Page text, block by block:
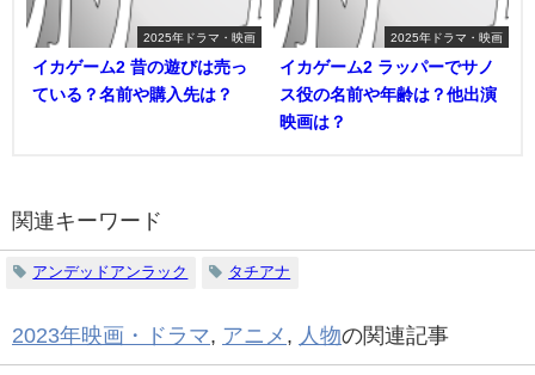
2025年ドラマ・映画
イカゲーム2 昔の遊びは売っ
ている？名前や購入先は？
2025年ドラマ・映画
イカゲーム2 ラッパーでサノ
ス役の名前や年齢は？他出演
映画は？
関連キーワード
アンデッドアンラック タチアナ
2023年映画・ドラマ, アニメ , 人物の関連記事